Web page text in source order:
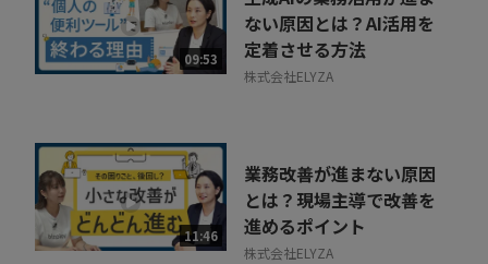
09:53
ない原因とは？AI活用を
定着させる方法
株式会社ELYZA
11:46
業務改善が進まない原因
とは？現場主導で改善を
進めるポイント
株式会社ELYZA